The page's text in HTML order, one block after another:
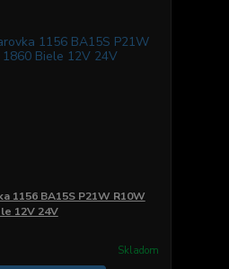
1156 BA15S P21W R10W
12V 24V
Skladom